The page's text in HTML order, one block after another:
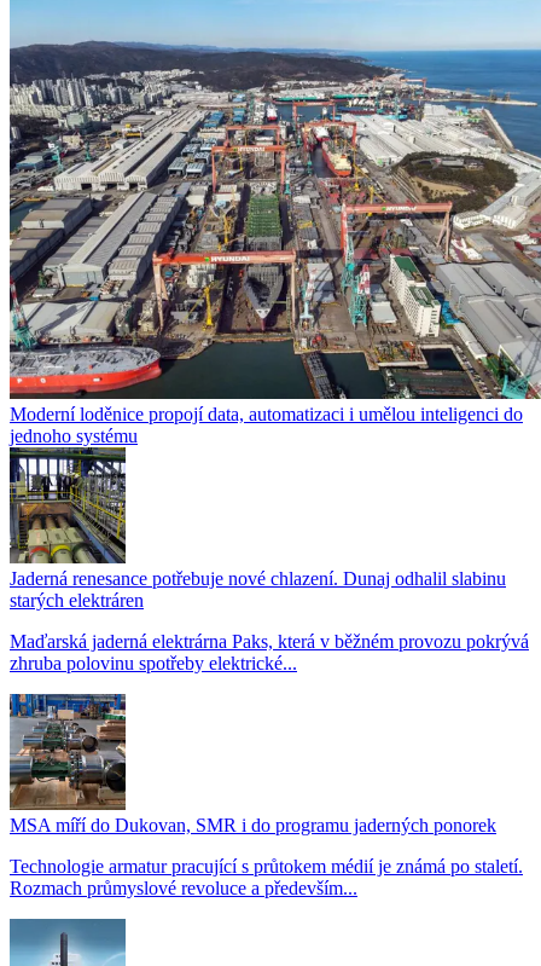
Moderní loděnice propojí data, automatizaci i umělou inteligenci do
jednoho systému
Jaderná renesance potřebuje nové chlazení. Dunaj odhalil slabinu
starých elektráren
Maďarská jaderná elektrárna Paks, která v běžném provozu pokrývá
zhruba polovinu spotřeby elektrické...
MSA míří do Dukovan, SMR i do programu jaderných ponorek
Technologie armatur pracující s průtokem médií je známá po staletí.
Rozmach průmyslové revoluce a především...